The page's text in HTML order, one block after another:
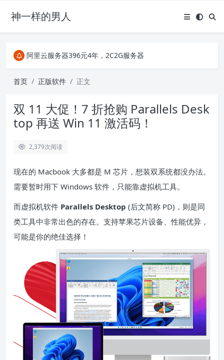
神一样的男人
阿里云服务器396元4年，2C2G服务器
关注Telegram频道有新消息第一时间推送
阿里云服务器396元4年，2C2G服务器
首页 正版软件 正文
双 11 大促！7 折抢购 Parallels Desk
top 再送 Win 11 激活码！
2,379次阅读
现在的 Macbook 大多都是 M 芯片，想装双系统都没办法。
需要暂时用下 Windows 软件，只能靠虚拟机工具。
而虚拟机软件 Parallels Desktop (后文简称 PD)，则是同
类工具中非常出色的存在。支持苹果芯片设备、性能优异，
可能是你的绝佳选择！